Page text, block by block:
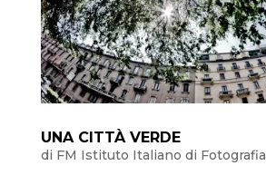
UNA CITTÀ VERDE
di FM Istituto Italiano di Fotografia